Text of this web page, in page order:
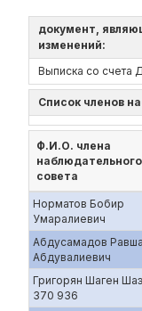
документ,
изменений:
Выписка со счета
Список членов
Ф.И.О. члена
наблюдательного
совета
Норматов Бобир
Умаралиевич
Абдусамадов
Абдувалиевич
Григорян Шаген
370 936